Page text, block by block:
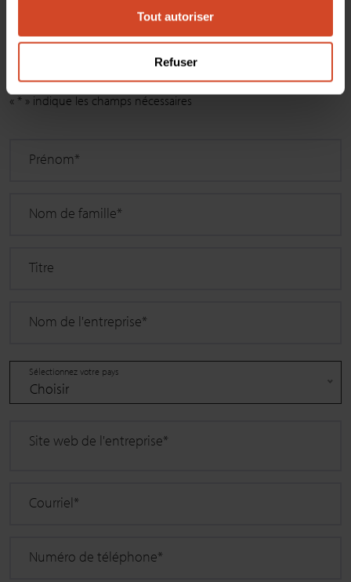
Tout autoriser
Refuser
Veuillez sélectionner un ou plusieurs produits.
«*» indique les champs nécessaires
Prénom*
Nom de famille*
Titre
Nom de l'entreprise*
Choisir
Sélectionnez votre pays
Site web de l'entreprise*
Courriel*
Numéro de téléphone*